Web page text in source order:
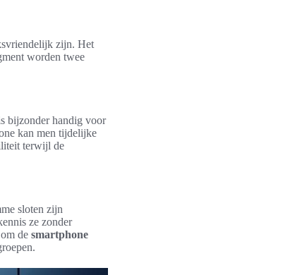
zijn. Het
worden twee
bijzonder handig voor
kan men tijdelijke
terwijl de
sloten zijn
ze zonder
de smartphone